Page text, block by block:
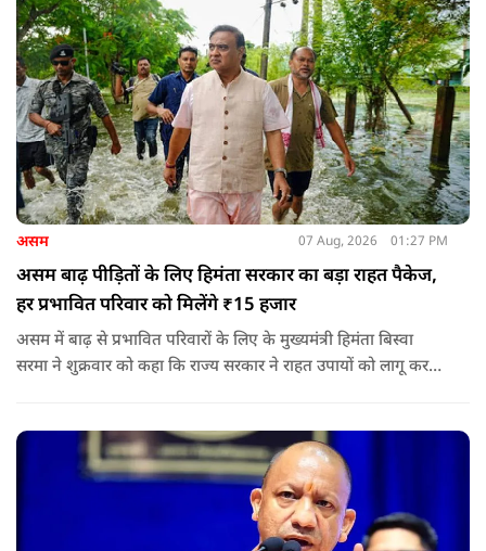
असम 07 Aug, 2026 01:27 PM
असम बाढ़ पीड़ितों के लिए हिमंता सरकार का बड़ा राहत पैकेज,
हर प्रभावित परिवार को मिलेंगे ₹15 हजार
असम में बाढ़ से प्रभावित परिवारों के लिए के मुख्यमंत्री हिमंता बिस्वा
सरमा ने शुक्रवार को कहा कि राज्य सरकार ने राहत उपायों को लागू करना